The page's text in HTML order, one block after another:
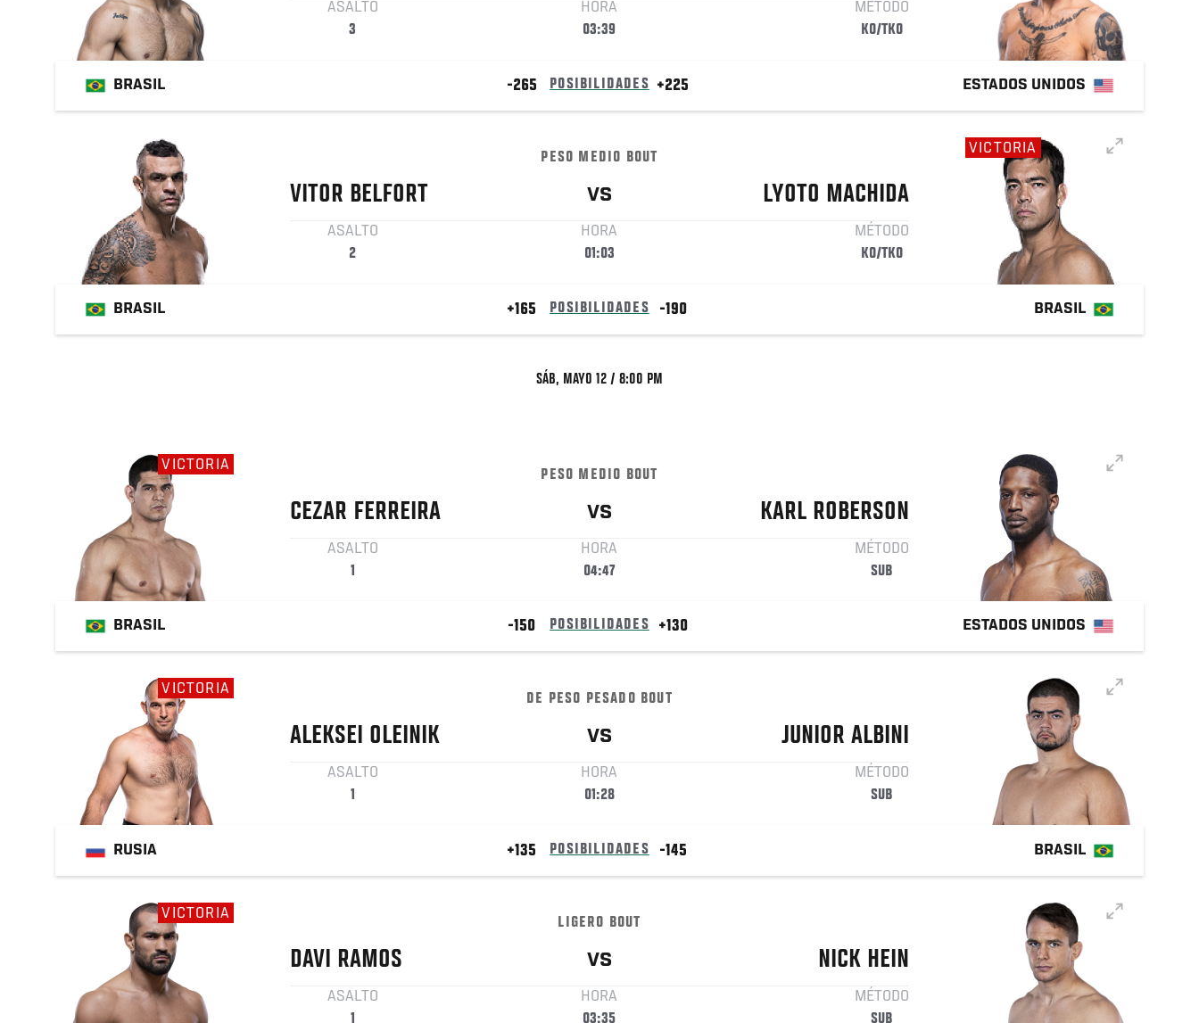
ASALTO
3
HORA
03:39
MÉTODO
KO/TKO
BRASIL -265 POSIBILIDADES +225 ESTADOS UNIDOS
PESO MEDIO BOUT
VITOR BELFORT VS LYOTO MACHIDA
ASALTO
2
HORA
01:03
MÉTODO
KO/TKO
VICTORIA
BRASIL +165 POSIBILIDADES -190 BRASIL
SÁB, MAYO 12 / 8:00 PM
VICTORIA
PESO MEDIO BOUT
CEZAR FERREIRA VS KARL ROBERSON
ASALTO
1
HORA
04:47
MÉTODO
SUB
BRASIL -150 POSIBILIDADES +130 ESTADOS UNIDOS
VICTORIA
DE PESO PESADO BOUT
ALEKSEI OLEINIK VS JUNIOR ALBINI
ASALTO
1
HORA
01:28
MÉTODO
SUB
RUSIA +135 POSIBILIDADES -145 BRASIL
VICTORIA
LIGERO BOUT
DAVI RAMOS VS NICK HEIN
ASALTO
1
HORA
03:35
MÉTODO
SUB